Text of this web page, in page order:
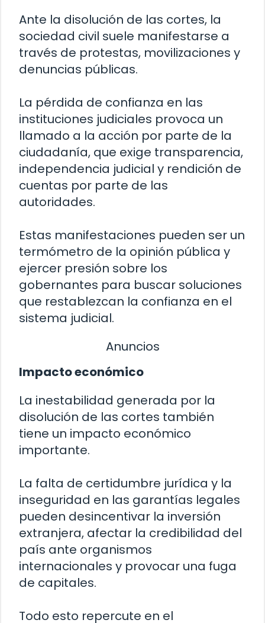
Ante la disolución de las cortes, la
sociedad civil suele manifestarse a
través de protestas, movilizaciones y
denuncias públicas.
La pérdida de confianza en las
instituciones judiciales provoca un
llamado a la acción por parte de la
ciudadanía, que exige transparencia,
independencia judicial y rendición de
cuentas por parte de las
autoridades.
Estas manifestaciones pueden ser un
termómetro de la opinión pública y
ejercer presión sobre los
gobernantes para buscar soluciones
que restablezcan la confianza en el
sistema judicial.
Anuncios
Impacto económico
La inestabilidad generada por la
disolución de las cortes también
tiene un impacto económico
importante.
La falta de certidumbre jurídica y la
inseguridad en las garantías legales
pueden desincentivar la inversión
extranjera, afectar la credibilidad del
país ante organismos
internacionales y provocar una fuga
de capitales.
Todo esto repercute en el